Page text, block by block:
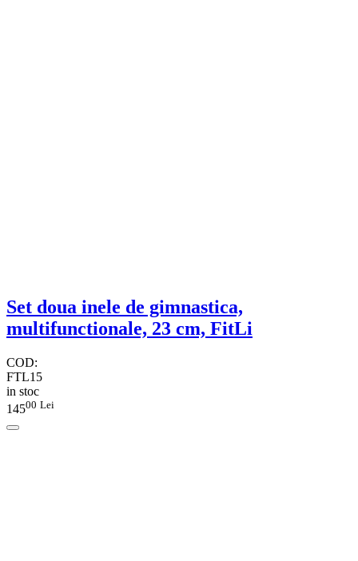
Set doua inele de gimnastica,
multifunctionale, 23 cm, FitLi
COD:
FTL15
in stoc
14500 Lei